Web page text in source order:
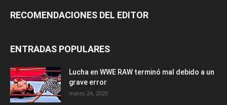
RECOMENDACIONES DEL EDITOR
ENTRADAS POPULARES
Lucha en WWE RAW terminó mal debido a un
grave error
marzo 24, 2020